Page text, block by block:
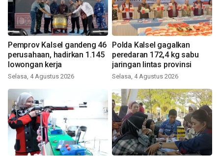
Pemprov Kalsel gandeng 46
perusahaan, hadirkan 1.145
lowongan kerja
Selasa, 4 Agustus 2026
Polda Kalsel gagalkan
peredaran 172,4 kg sabu
jaringan lintas provinsi
Selasa, 4 Agustus 2026